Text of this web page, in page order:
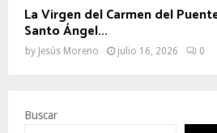
La Virgen del Carmen del
Santo Ángel...
by Jesús Moreno julio 16, 2026 0
Buscar